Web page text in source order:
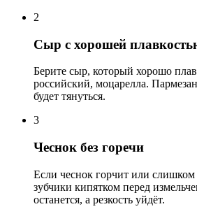
2
Сыр с хорошей
Берите сыр, который хорошо
российский, моцарелла.
будет тянуться.
3
Чеснок без горечи
Если чеснок горчит или
зубчики кипятком перед
останется, а резкость уйдёт.